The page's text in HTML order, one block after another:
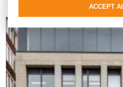
ACCEPT